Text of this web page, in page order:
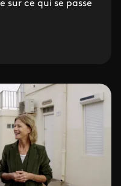
sur ce qui se passe